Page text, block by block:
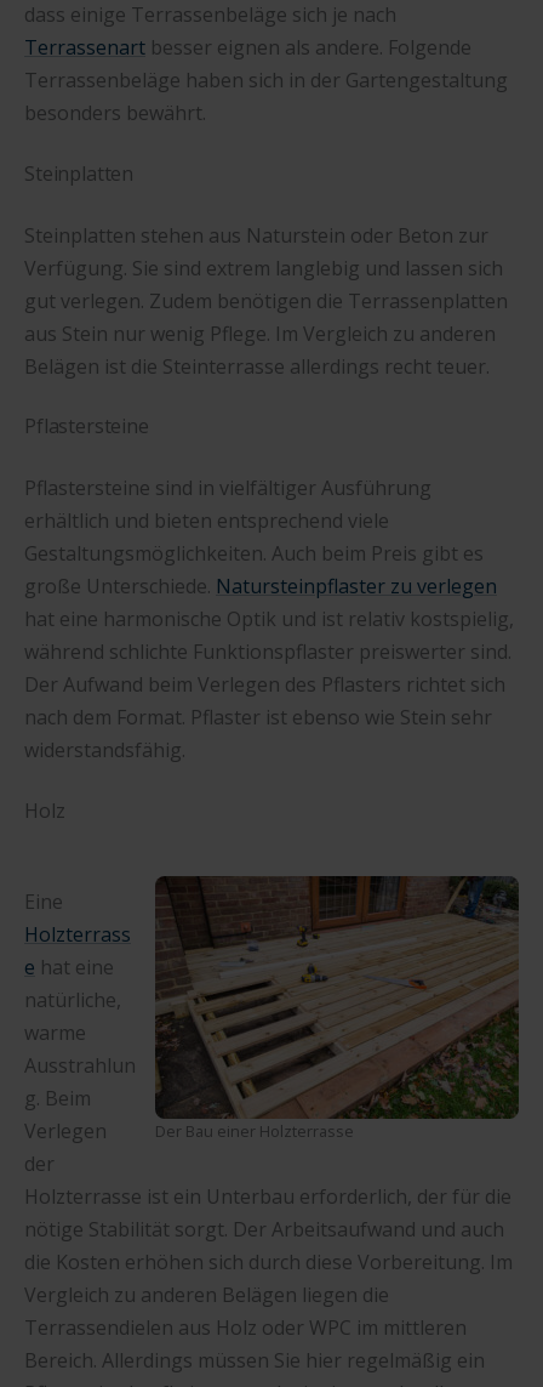
dass einige Terrassenbeläge sich je nach
Terrassenart besser eignen als andere. Folgende
Terrassenbeläge haben sich in der Gartengestaltung
besonders bewährt.
Steinplatten
Steinplatten stehen aus Naturstein oder Beton zur
Verfügung. Sie sind extrem langlebig und lassen sich
gut verlegen. Zudem benötigen die Terrassenplatten
aus Stein nur wenig Pflege. Im Vergleich zu anderen
Belägen ist die Steinterrasse allerdings recht teuer.
Pflastersteine
Pflastersteine sind in vielfältiger Ausführung
erhältlich und bieten entsprechend viele
Gestaltungsmöglichkeiten. Auch beim Preis gibt es
große Unterschiede. Natursteinpflaster zu verlegen
hat eine harmonische Optik und ist relativ kostspielig,
während schlichte Funktionspflaster preiswerter sind.
Der Aufwand beim Verlegen des Pflasters richtet sich
nach dem Format. Pflaster ist ebenso wie Stein sehr
widerstandsfähig.
Holz
Der Bau einer Holzterrasse
Eine
Holzterrass
e hat eine
natürliche,
warme
Ausstrahlun
g. Beim
Verlegen
der
Holzterrasse ist ein Unterbau erforderlich, der für die
nötige Stabilität sorgt. Der Arbeitsaufwand und auch
die Kosten erhöhen sich durch diese Vorbereitung. Im
Vergleich zu anderen Belägen liegen die
Terrassendielen aus Holz oder WPC im mittleren
Bereich. Allerdings müssen Sie hier regelmäßig ein